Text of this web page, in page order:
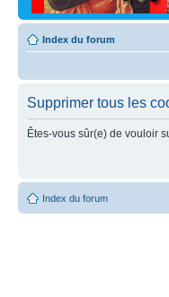
Index du forum
Supprimer tous les
Êtes-vous sûr(e) de vouloir
Index du forum